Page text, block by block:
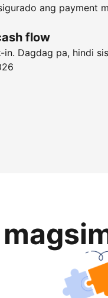
ang payment
flow
Dagdag pa, hindi